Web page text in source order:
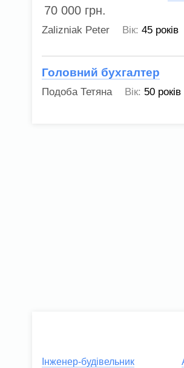
70 000 грн.
Zalizniak Peter Вік: 45 років
Головний бухгалтер
Подоба Тетяна Вік: 50 років
Інженер-будівельник